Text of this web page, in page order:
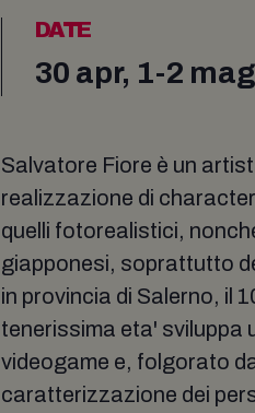
DATE
30 apr, 1-2 mag
Salvatore Fiore è un
realizzazione di
quelli fotorealistici,
giapponesi, soprattutto
in provincia di Salerno, il
tenerissima eta' sviluppa
videogame e, folgorato
caratterizzazione dei